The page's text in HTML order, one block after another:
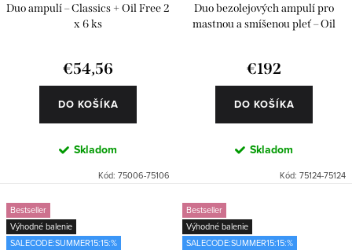
Duo ampulí – Classics + Oil Free 2
x 6 ks
€54,56
DO KOŠÍKA
Skladom
Kód: 75006-75106
Duo bezolejových ampulí pro
mastnou a smíšenou pleť – Oil
€192
DO KOŠÍKA
Skladom
Kód: 75124-75124
Bestseller
Výhodné balenie
SALECODE:SUMMER15:15:%
Bestseller
Výhodné balenie
SALECODE:SUMMER15:15:%